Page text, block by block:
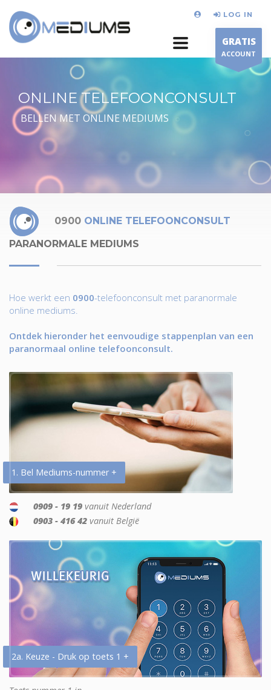
LOG IN
GRATIS
ACCOUNT
ONLINE TELEFOONCONSULT
BELLEN MET ONLINE MEDIUMS
0900 ONLINE TELEFOONCONSULT
PARANORMALE MEDIUMS
Hoe werkt een 0900-telefoonconsult met paranormale
online mediums.
Ontdek hieronder het eenvoudige stappenplan van een
paranormaal online telefoonconsult.
1. Bel Mediums-nummer +
0909 - 19 19 vanuit Nederland
0903 - 416 42 vanuit België
2a. Keuze - Druk op toets 1 +